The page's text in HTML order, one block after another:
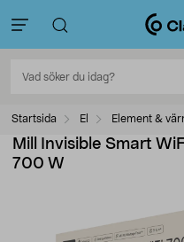
Startsida El Element &
Mill Invisible Smart
700 W